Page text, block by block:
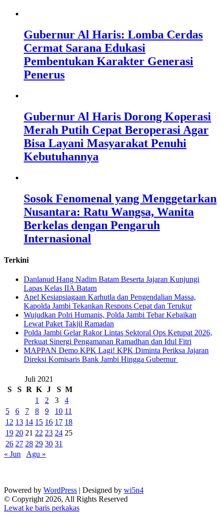
Gubernur Al Haris: Lomba Cerdas
Cermat Sarana Edukasi
Pembentukan Karakter Generasi
Penerus
Gubernur Al Haris Dorong Koperasi
Merah Putih Cepat Beroperasi Agar
Bisa Layani Masyarakat Penuhi
Kebutuhannya
Sosok Fenomenal yang Menggetarkan
Nusantara: Ratu Wangsa, Wanita
Berkelas dengan Pengaruh
Internasional
Terkini
Danlanud Hang Nadim Batam Beserta Jajaran Kunjungi
Lapas Kelas IIA Batam
Apel Kesiapsiagaan Karhutla dan Pengendalian Massa,
Kapolda Jambi Tekankan Respons Cepat dan Terukur
Wujudkan Polri Humanis, Polda Jambi Tebar Kebaikan
Lewat Paket Takjil Ramadan
Polda Jambi Gelar Rakor Lintas Sektoral Ops Ketupat 2026,
Perkuat Sinergi Pengamanan Ramadhan dan Idul Fitri
‎MAPPAN Demo KPK Lagi! KPK Diminta Periksa Jajaran
Direksi Komisaris Bank Jambi Hingga Gubernur ‎
Juli 2021
S
S R K J S M
1
2 3
4
5
6 7 8 9 10 11
12 13 14 15 16 17 18
19 20 21 22 23 24 25
26 27 28 29 30 31
« Jun
Agu »
Powered by WordPress | Designed by wi5n4
© Copyright 2026, All Rights Reserved
Lewat ke baris perkakas